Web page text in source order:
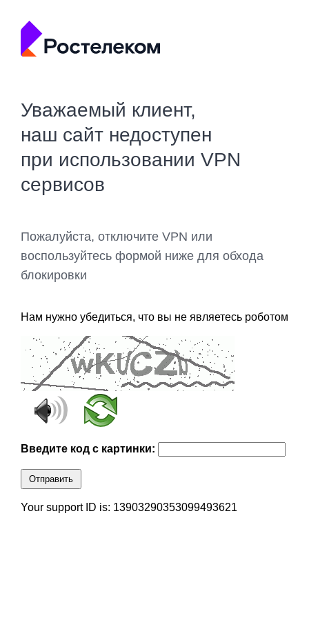
Уважаемый клиент,
наш сайт недоступен
при использовании VPN
сервисов
Пожалуйста, отключите VPN или
воспользуйтесь формой ниже для обхода
блокировки
Нам нужно убедиться, что вы не являетесь роботом
Введите код с картинки:
Отправить
Your support ID is: 13903290353099493621